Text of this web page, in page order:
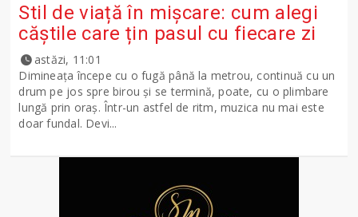
Stil de viață în mișcare: cum alegi
căștile care țin pasul cu fiecare zi
astăzi, 11:01
Dimineața începe cu o fugă până la metrou, continuă cu un
drum pe jos spre birou și se termină, poate, cu o plimbare
lungă prin oraș. Într-un astfel de ritm, muzica nu mai este
doar fundal. Devi...